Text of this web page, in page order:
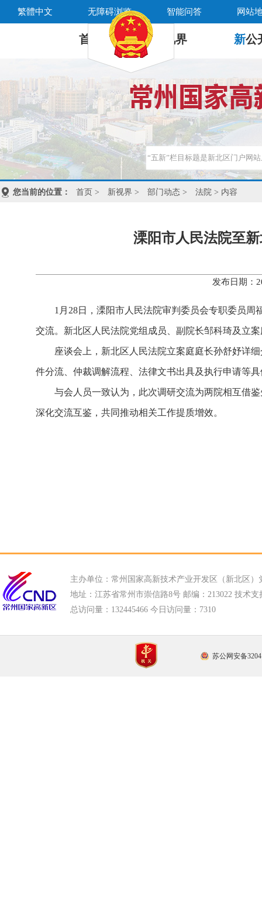
繁體中文 无障碍浏览 智能问答 网站
首 页 新 视界 新公
您当前的位置： 首页 > 新视界 > 部门动态 > 法院 > 内容
溧阳市人民法院至
发布日期：
1月28日，溧阳市人民法院审判委员会专职委员
交流。新北区人民法院党组成员、副院长邹科琦及立
座谈会上，新北区人民法院立案庭庭长孙舒妤详
件分流、仲裁调解流程、法律文书出具及执行申请等
与会人员一致认为，此次调研交流为两院相互借
深化交流互鉴，共同推动相关工作提质增效。
主办单位：常州国家高新技术产业开发区（新北区）
地址：江苏省常州市崇信路8号 邮编：213022 技术支
总访问量： 132445466 今日访问量： 7310
苏公网安备